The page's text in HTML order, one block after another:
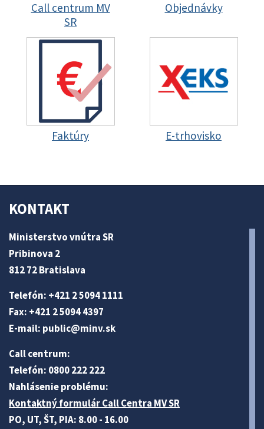
Call centrum MV
SR
Objednávky
Faktúry E-trhovisko
KONTAKT
Ministerstvo vnútra SR
Pribinova 2
812 72 Bratislava
Telefón: +421 2 5094 1111
Fax: +421 2 5094 4397
E-mail: public@minv.sk
Call centrum:
Telefón: 0800 222 222
Nahlásenie problému:
Kontaktný formulár Call Centra MV SR
PO, UT, ŠT, PIA: 8.00 - 16.00